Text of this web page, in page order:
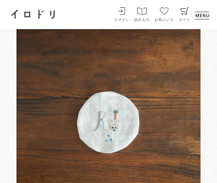
イロドリ
ログイン 読みもの お気にいり カート